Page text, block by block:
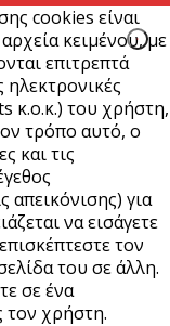
cookies είναι
κειμένου, με
επιτρεπτά
κ.ο.κ.) του χρήστη,
τρόπο αυτό, ο
και τις
απεικόνισης) για
να εισάγετε
τον
του σε άλλη.
σε ένα
τον χρήστη.